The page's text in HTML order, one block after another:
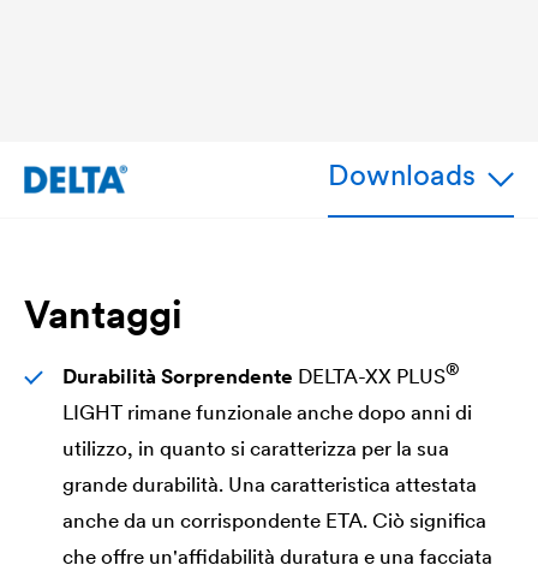
Downloads
Vantaggi
Durabilità Sorprendente DELTA-XX PLUS®
LIGHT rimane funzionale anche dopo anni di
utilizzo, in quanto si caratterizza per la sua
grande durabilità. Una caratteristica attestata
anche da un corrispondente ETA. Ciò significa
che offre un'affidabilità duratura e una facciata